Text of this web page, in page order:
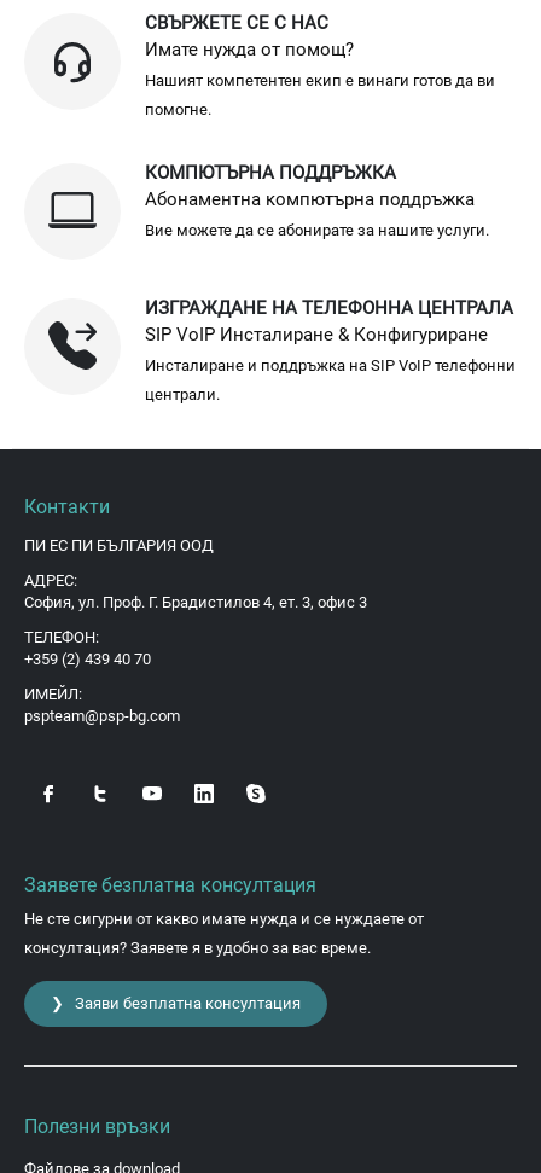
СВЪРЖЕТЕ СЕ С НАС
Имате нужда от помощ?
Нашият компетентен екип е винаги готов да ви
помогне.
КОМПЮТЪРНА ПОДДРЪЖКА
Абонаментна компютърна поддръжка
Вие можете да се абонирате за нашите услуги.
ИЗГРАЖДАНЕ НА ТЕЛЕФОННА ЦЕНТРАЛА
SIP VoIP Инсталиране & Конфигуриране
Инсталиране и поддръжка на SIP VoIP телефонни
централи.
Контакти
ПИ ЕС ПИ БЪЛГАРИЯ ООД
АДРЕС:
София, ул. Проф. Г. Брадистилов 4, ет. 3, офис 3
ТЕЛЕФОН:
+359 (2) 439 40 70
ИМЕЙЛ:
pspteam@psp-bg.com
Заявете безплатна консултация
Не сте сигурни от какво имате нужда и се нуждаете от
консултация? Заявете я в удобно за вас време.
❯ Заяви безплатна консултация
Полезни връзки
Файлове за download